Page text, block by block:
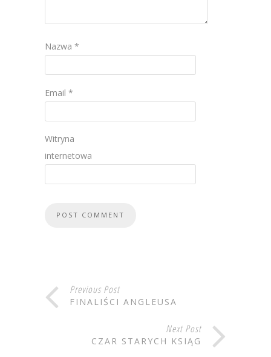
Nazwa *
Email *
Witryna
internetowa
Previous Post
FINALIŚCI ANGLEUSA
Next Post
CZAR STARYCH KSIĄG